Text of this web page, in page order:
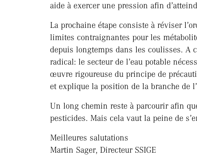
aide à exercer une pression afin
La prochaine étape consiste à réviser
limites contraignantes pour les
depuis longtemps dans les coulisses. A
radical: le secteur de l’eau potable
œuvre rigoureuse du principe de
et explique la position de la branche de
Un long chemin reste à parcourir afin
pesticides. Mais cela vaut la peine de
Meilleures salutations
Martin Sager, Directeur SSIGE